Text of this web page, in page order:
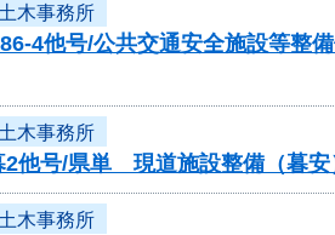
木事務所
4他号/公共交通安全施設等整
木事務所
2他号/県単 現道施設整備（暮
木事務所